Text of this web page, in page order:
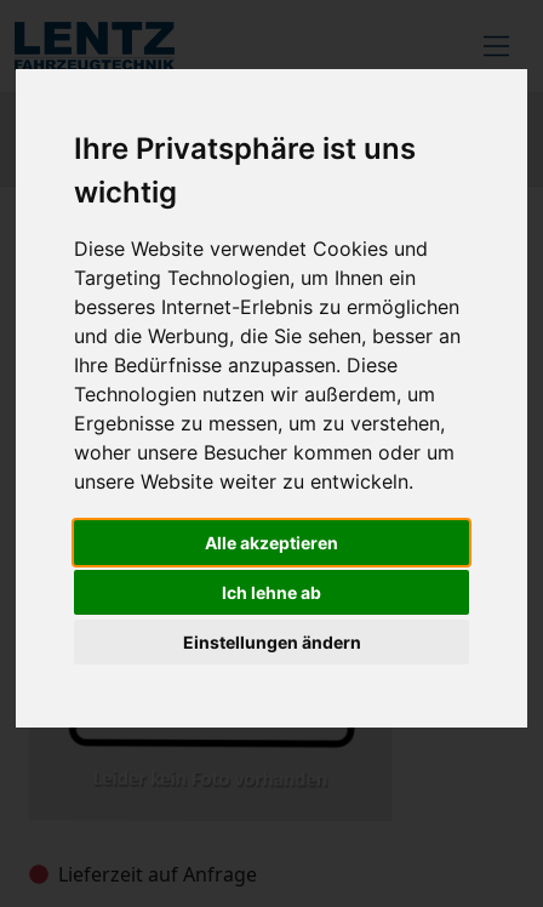
Ihre Privatsphäre ist uns
wichtig
Diese Website verwendet Cookies und
Targeting Technologien, um Ihnen ein
besseres Internet-Erlebnis zu ermöglichen
und die Werbung, die Sie sehen, besser an
Ihre Bedürfnisse anzupassen. Diese
Technologien nutzen wir außerdem, um
Ergebnisse zu messen, um zu verstehen,
woher unsere Besucher kommen oder um
unsere Website weiter zu entwickeln.
Alle akzeptieren
Ich lehne ab
Einstellungen ändern
Schauglas1 1/8"
Artikel-Nr.: 2195358
Hersteller-Nr.: 36181501
Lieferzeit auf Anfrage